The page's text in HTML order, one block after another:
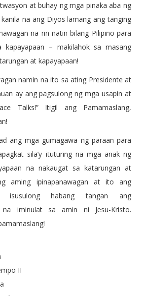
at buhay ng mga pinaka aba ng
na ang Diyos lamang ang tanging
na rin natin bilang Pilipino para
– makilahok sa masang
at kapayapaan!
namin na ito sa ating Presidente at
ay ang pagsulong ng mga usapin at
Talks!” Itigil ang Pamamaslang,
ang mga gumagawa ng paraan para
sila’y ituturing na mga anak ng
na nakaugat sa katarungan at
aming ipinapanawagan at ito ang
isusulong habang tangan ang
na iminulat sa amin ni Jesu-Kristo.
II